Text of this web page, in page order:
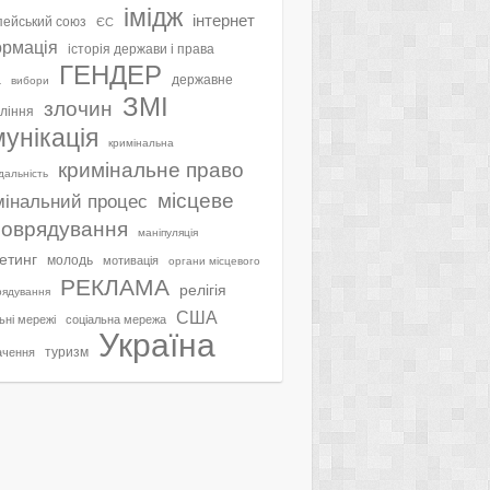
союз ЄС імідж інтернет
історія держави і права
вибори ГЕНДЕР державне
злочин ЗМІ
кримінальна
кримінальне право
процес місцеве
маніпуляція
молодь мотивація органи місцевого
РЕКЛАМА релігія
мережі соціальна мережа США
туризм Україна